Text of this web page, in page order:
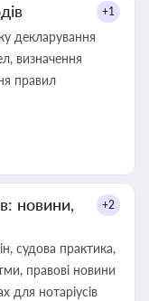
+1
декларування
визначення
правил
новини,
+2
судова практика,
правові новини
для нотаріусів